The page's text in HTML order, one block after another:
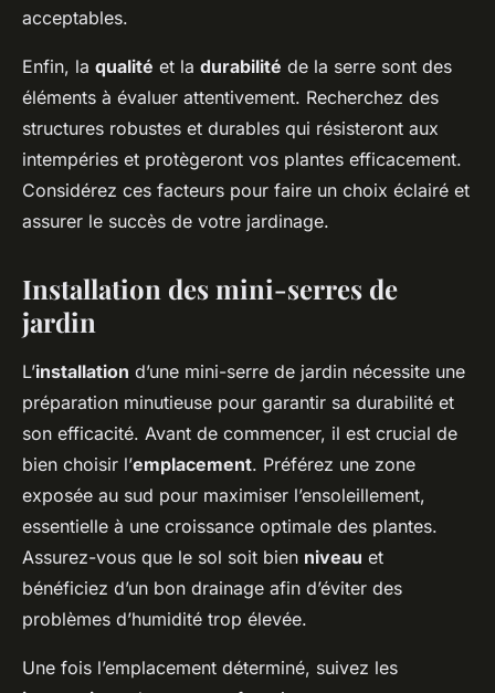
acceptables.
Enfin, la qualité et la durabilité de la serre sont des
éléments à évaluer attentivement. Recherchez des
structures robustes et durables qui résisteront aux
intempéries et protègeront vos plantes efficacement.
Considérez ces facteurs pour faire un choix éclairé et
assurer le succès de votre jardinage.
Installation des mini-serres de
jardin
L’installation d’une mini-serre de jardin nécessite une
préparation minutieuse pour garantir sa durabilité et
son efficacité. Avant de commencer, il est crucial de
bien choisir l’emplacement. Préférez une zone
exposée au sud pour maximiser l’ensoleillement,
essentielle à une croissance optimale des plantes.
Assurez-vous que le sol soit bien niveau et
bénéficiez d’un bon drainage afin d’éviter des
problèmes d’humidité trop élevée.
Une fois l’emplacement déterminé, suivez les